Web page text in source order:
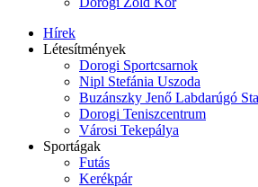
Hírek
Létesítmények
Dorogi Sportcsarnok
Nipl Stefánia Uszoda
Buzánszky Jenő Labdarúgó
Dorogi Teniszcentrum
Városi Tekepálya
Sportágak
Futás
Kerékpár